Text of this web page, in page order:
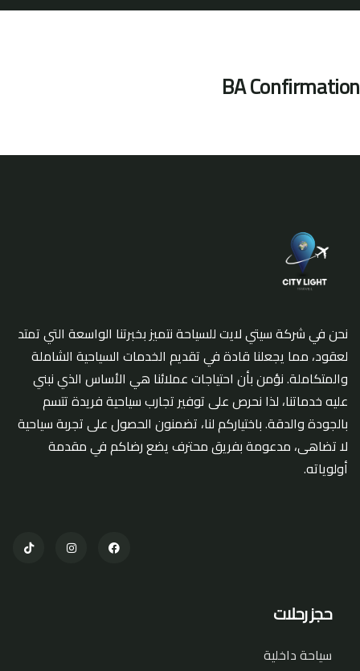
BA Confirmation
نحن في شركة سيتي لايت للسياحة نتميز بخبرتنا الواسعة التي تمتد
لعقود، مما يجعلنا قادة في تقديم الخدمات السياحية الشاملة
والمتكاملة. نؤمن بأن احتياجات عملائنا هي الأساس الذي نبني
عليه خدماتنا، لذا نحرص على توفير تجارب سياحية فريدة تتسم
بالجودة والدقة. باختياركم لنا، تضمنون الحصول على تجربة سياحية
لا تضاهى، مدعومة بفريق محترف يضع رضاكم في مقدمة
أولوياته.
حجز رحلات
سياحة داخلية